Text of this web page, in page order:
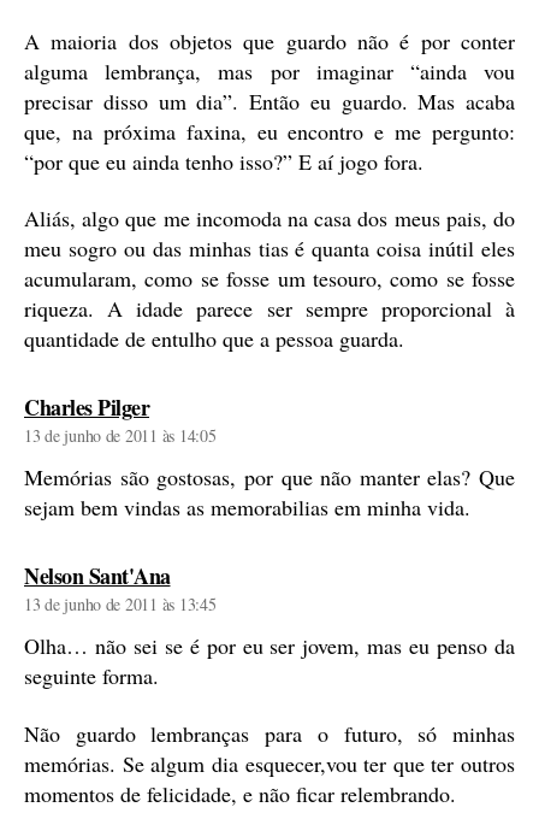
A maioria dos objetos que guardo não é por conter
alguma lembrança, mas por imaginar “ainda vou
precisar disso um dia”. Então eu guardo. Mas acaba
que, na próxima faxina, eu encontro e me pergunto:
“por que eu ainda tenho isso?” E aí jogo fora.
Aliás, algo que me incomoda na casa dos meus pais, do
meu sogro ou das minhas tias é quanta coisa inútil eles
acumularam, como se fosse um tesouro, como se fosse
riqueza. A idade parece ser sempre proporcional à
quantidade de entulho que a pessoa guarda.
Charles Pilgerdiz:
13 de junho de 2011 às 14:05
Memórias são gostosas, por que não manter elas? Que
sejam bem vindas as memorabilias em minha vida.
Nelson Sant'Anadiz:
13 de junho de 2011 às 13:45
Olha… não sei se é por eu ser jovem, mas eu penso da
seguinte forma.
Não guardo lembranças para o futuro, só minhas
memórias. Se algum dia esquecer,vou ter que ter outros
momentos de felicidade, e não ficar relembrando.